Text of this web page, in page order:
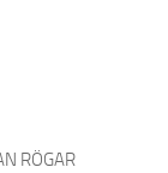
RÖGAR